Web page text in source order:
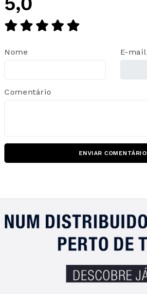
Nome E-mail
Comentário
ENVIAR COMENTÁRIO